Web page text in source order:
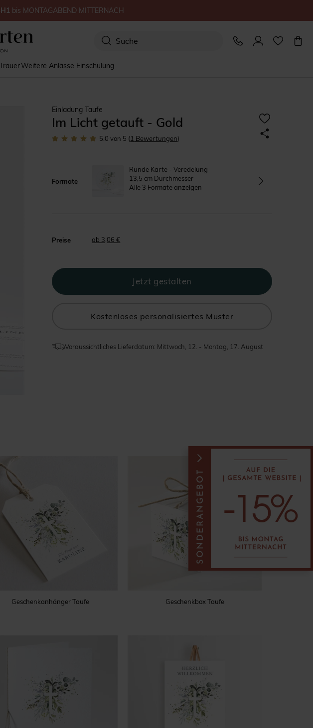
TrauerWeitere Anlässe Einschulung
Einladung Taufe
Im Licht getauft - Gold
5.0 von 5 (1 Bewertungen)
Formate
Runde Karte - Veredelung
13,5 cm Durchmesser
Alle 3 Formate anzeigen
Preise ab 3,06 €
Kostenloses personalisiertes Muster
Voraussichtliches Lieferdatum: Mittwoch, 12. - Montag, 17. August
Geschenkanhänger Taufe Geschenkbox Taufe
bis MONTAGABEND MITTERNACH